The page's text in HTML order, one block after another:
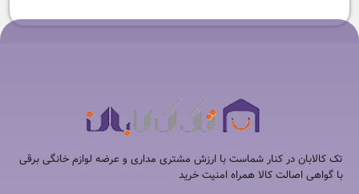
تک کالابان در کنار شماست با ارزش مشتری مداری و عرضه لوازم خانگی برقی
با گواهی اصالت کالا همراه امنیت خرید